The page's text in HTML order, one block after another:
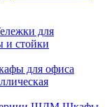
для
стойки
для офиса